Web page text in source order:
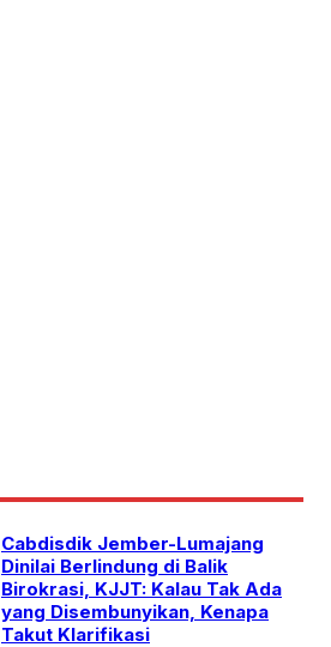
Cabdisdik Jember-Lumajang
Dinilai Berlindung di Balik
Birokrasi, KJJT: Kalau Tak Ada
yang Disembunyikan, Kenapa
Takut Klarifikasi